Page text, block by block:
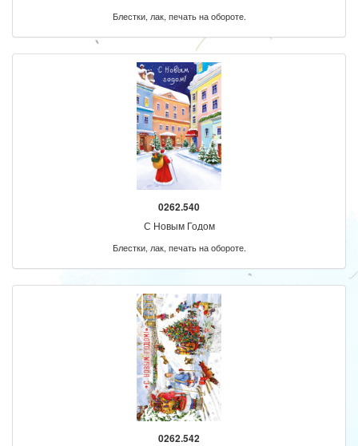
Блестки, лак, печать на обороте.
0262.540
С Новым Годом
Блестки, лак, печать на обороте.
0262.542